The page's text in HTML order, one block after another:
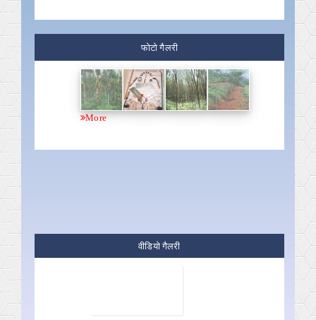
फोटो गैलरी
More
वीडियो गैलरी